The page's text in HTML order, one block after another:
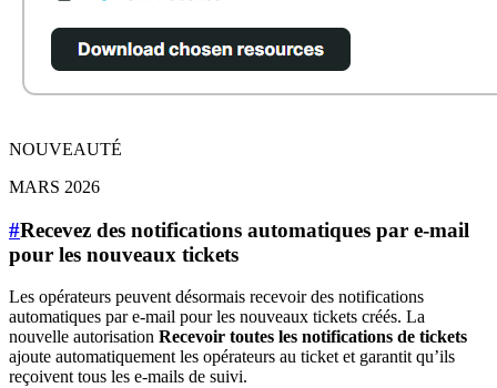
NOUVEAUTÉ
MARS 2026
#Recevez des notifications automatiques par e-mail
pour les nouveaux tickets
Les opérateurs peuvent désormais recevoir des notifications
automatiques par e-mail pour les nouveaux tickets créés. La
nouvelle autorisation Recevoir toutes les notifications de tickets
ajoute automatiquement les opérateurs au ticket et garantit qu’ils
reçoivent tous les e-mails de suivi.